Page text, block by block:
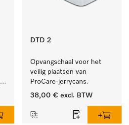
DTD 2
Opvangschaal voor het
veilig plaatsen van
ProCare-jerrycans.
38,00 € excl. BTW